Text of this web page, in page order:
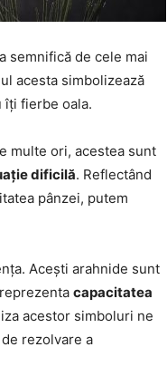
semnifică de cele mai
acesta simbolizează
îți fierbe oala.
multe ori, acestea sunt
dificilă. Reflectând
pânzei, putem
Acești arahnide sunt
capacitatea
acestor simboluri ne
rezolvare a